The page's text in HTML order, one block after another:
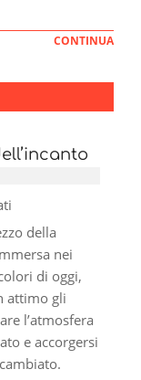
CONTINUA
della
nei
di oggi,
attimo gli
l’atmosfera
e accorgersi